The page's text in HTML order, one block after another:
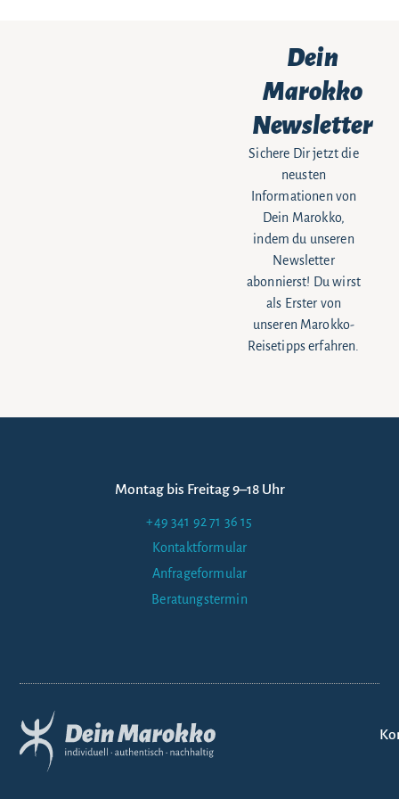
Dein
Marokko
Newsletter
Sichere Dir jetzt die
neusten
Informationen von
Dein Marokko,
indem du unseren
Newsletter
abonnierst! Du wirst
als Erster von
unseren Marokko-
Reisetipps erfahren.
Montag bis Freitag 9–18 Uhr
+49 341 92 71 36 15
Kontaktformular
Anfrageformular
Beratungstermin